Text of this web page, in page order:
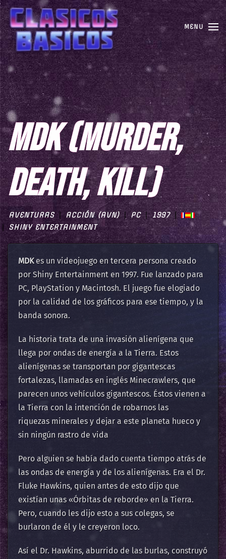
MENU
MDK (MURDER,
DEATH, KILL)
AVENTURAS ACCIÓN (AVN) PC
1997
SHINY ENTERTAINMENT
MDK es un videojuego en tercera persona creado
por Shiny Entertainment en 1997. Fue lanzado para
PC, PlayStation y Macintosh. El juego fue elogiado
por la calidad de los gráficos para ese tiempo, y la
banda sonora.
La historia trata de una invasión alienígena que
llega por ondas de energía a la Tierra. Estos
alienígenas se transportan por gigantescas
fortalezas, llamadas en inglés Minecrawlers, que
parecen unos vehículos gigantescos. Éstos vienen a
la Tierra con la intención de robarnos las
riquezas minerales y dejar a este planeta hueco y
sin ningún rastro de vida
Pero alguien se había dado cuenta tiempo atrás de
las ondas de energía y de los alienígenas. Era el Dr.
Fluke Hawkins, quien antes de esto dijo que
existían unas «Órbitas de reborde» en la Tierra.
Pero, cuando les dijo esto a sus colegas, se
burlaron de él y le creyeron loco.
Así el Dr. Hawkins, aburrido de las burlas, construyó